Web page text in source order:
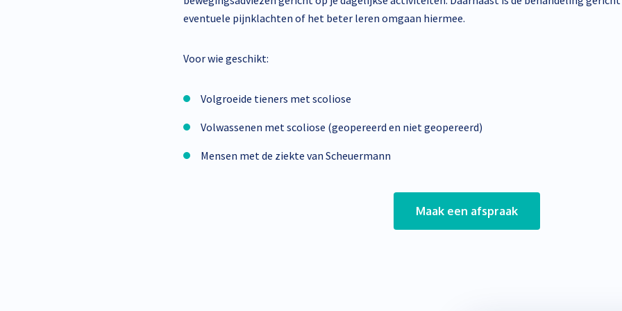
eventuele pijnklachten of het beter leren omgaan hiermee.
Voor wie geschikt:
Volgroeide tieners met scoliose
Volwassenen met scoliose (geopereerd en niet geopereerd)
Mensen met de ziekte van Scheuermann
Maak een afspraak